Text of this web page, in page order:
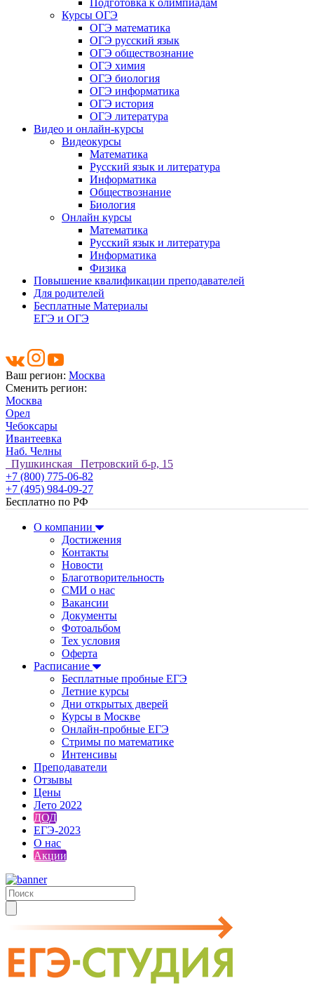
Подготовка к олимпиадам
Курсы ОГЭ
ОГЭ математика
ОГЭ русский язык
ОГЭ обществознание
ОГЭ химия
ОГЭ биология
ОГЭ информатика
ОГЭ история
ОГЭ литература
Видео и онлайн-курсы
Видеокурсы
Математика
Русский язык и литература
Информатика
Обществознание
Биология
Онлайн курсы
Математика
Русский язык и литература
Информатика
Физика
Повышение квалификации преподавателей
Для родителей
Бесплатные Материалы
ЕГЭ и ОГЭ
Ваш регион: Москва
Сменить регион:
Москва
Орел
Чебоксары
Ивантеевка
Наб. Челны
Пушкинская Петровский б-р, 15
+7 (800) 775-06-82
+7 (495) 984-09-27
Бесплатно по РФ
О компании
Достижения
Контакты
Новости
Благотворительность
СМИ о нас
Вакансии
Документы
Фотоальбом
Тех условия
Оферта
Расписание
Бесплатные пробные ЕГЭ
Летние курсы
Дни открытых дверей
Курсы в Москве
Онлайн-пробные ЕГЭ
Стримы по математике
Интенсивы
Преподаватели
Отзывы
Цены
Лето 2022
ДОД
ЕГЭ-2023
О нас
Акции